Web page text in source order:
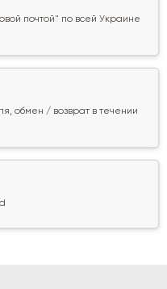
почтой" по всей Украине
обмен / возврат в течении